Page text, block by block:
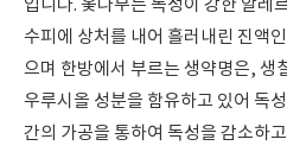
입니다. 옻나무는 독성이 강한 알레
수피에 상처를 내어 흘러내린 진액
으며 한방에서 부르는 생약명은, 생
우루시올 성분을 함유하고 있어 독
간의 가공을 통하여 독성을 감소하